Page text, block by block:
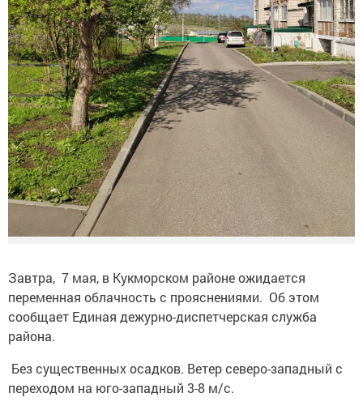
Завтра, 7 мая, в Кукморском районе ожидается
переменная облачность с прояснениями. Об этом
сообщает Единая дежурно-диспетчерская служба
района.
Без существенных осадков. Ветер северо-западный с
переходом на юго-западный 3-8 м/с.